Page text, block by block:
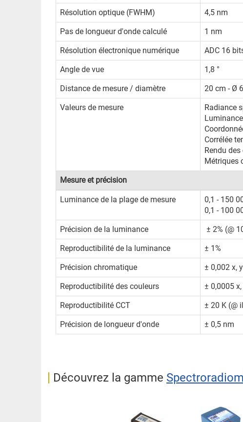
Résolution optique (FWHM) 4,5 nm
Pas de longueur d'onde calculé 1 nm
Résolution électronique numérique ADC 16
Angle de vue 1,8 °
Distance de mesure / diamètre 20 cm - Ø
Valeurs de mesure
Radiance
Corrélée
Rendu des
Métriques
Mesure et précision
Luminance de la plage de mesure
0,1 - 150
0,1 - 100
Précision de la luminance ± 2% (@
Reproductibilité de la luminance ± 1%
Précision chromatique ± 0,002 x,
Reproductibilité des couleurs ± 0,0005
Reproductibilité CCT ± 20 K (@
Précision de longueur d'onde ± 0,5 nm
Découvrez la gamme